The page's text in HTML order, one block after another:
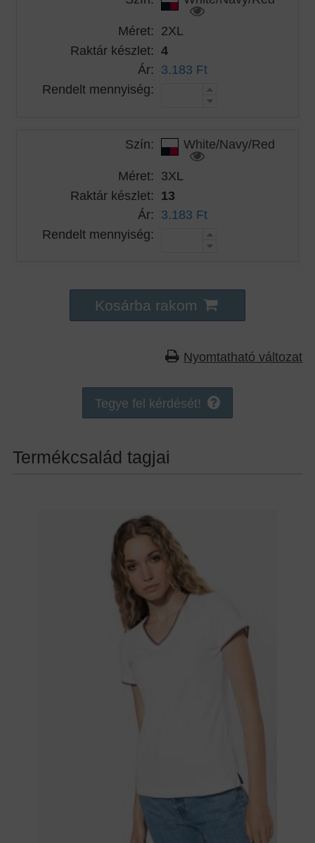
Méret: 2XL
Raktár készlet: 4
Ár: 3.183 Ft
Rendelt mennyiség:
Szín:
White/Navy/Red
Méret: 3XL
Raktár készlet: 13
Ár: 3.183 Ft
Rendelt mennyiség:
Kosárba rakom
Nyomtatható változat
Tegye fel kérdését!
Termékcsalád tagjai